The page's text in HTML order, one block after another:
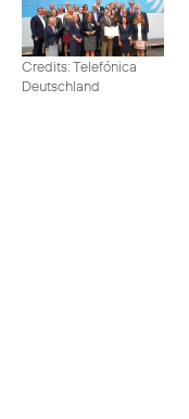
Credits: Telefónica
Deutschland